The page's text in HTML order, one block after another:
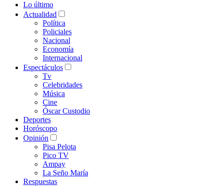
Lo último
Actualidad
Política
Policiales
Nacional
Economía
Internacional
Espectáculos
Tv
Celebridades
Música
Cine
Óscar Custodio
Deportes
Horóscopo
Opinión
Pisa Pelota
Pico TV
Ampay
La Seño María
Respuestas